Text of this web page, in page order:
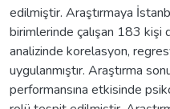
edilmiştir. Araştırmaya
birimlerinde çalışan 183 kişi
analizinde korelasyon,
uygulanmıştır. Araştırma
performansına etkisinde